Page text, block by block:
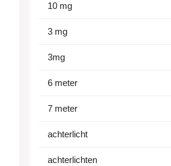
10 mg
3 mg
3mg
6 meter
7 meter
achterlicht
achterlichten